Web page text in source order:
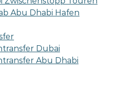
Abu Dhabi Hafen
Dubai
Abu Dhabi